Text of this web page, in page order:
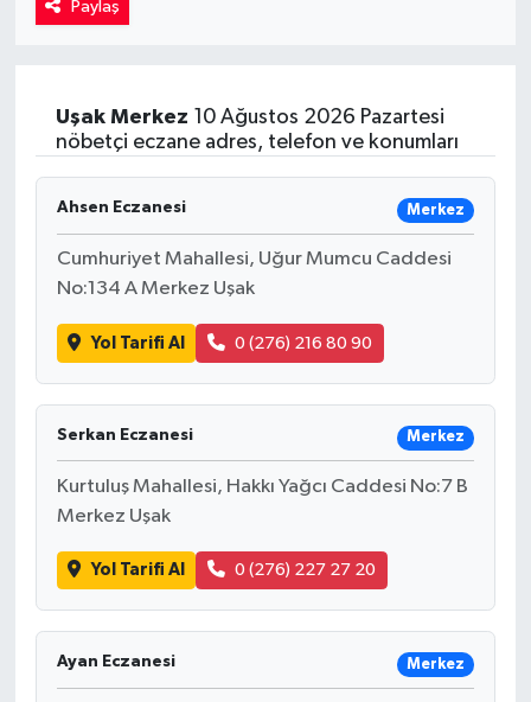
Paylaş
Uşak Merkez 10 Ağustos 2026 Pazartesi
nöbetçi eczane adres, telefon ve konumları
Ahsen Eczanesi Merkez
Cumhuriyet Mahallesi, Uğur Mumcu Caddesi
No:134 A Merkez Uşak
Yol Tarifi Al 0 (276) 216 80 90
Serkan Eczanesi Merkez
Kurtuluş Mahallesi, Hakkı Yağcı Caddesi No:7 B
Merkez Uşak
Yol Tarifi Al 0 (276) 227 27 20
Ayan Eczanesi Merkez
Yaşam